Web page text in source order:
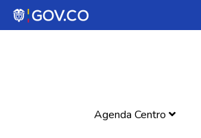
Agenda Centro